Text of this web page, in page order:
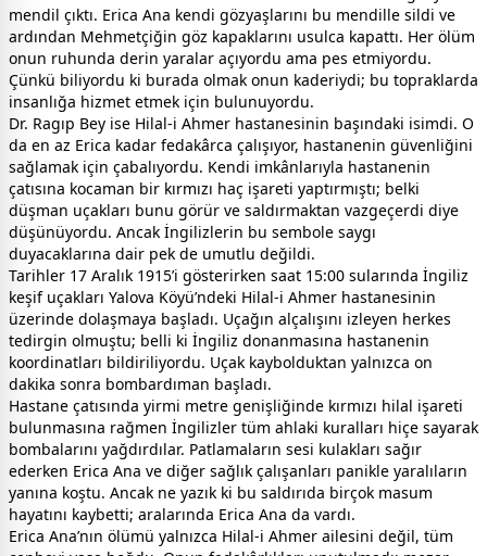
mendil çıktı. Erica Ana kendi gözyaşlarını bu mendille sildi ve
ardından Mehmetçiğin göz kapaklarını usulca kapattı. Her ölüm
onun ruhunda derin yaralar açıyordu ama pes etmiyordu.
Çünkü biliyordu ki burada olmak onun kaderiydi; bu topraklarda
insanlığa hizmet etmek için bulunuyordu.
Dr. Ragıp Bey ise Hilal-i Ahmer hastanesinin başındaki isimdi. O
da en az Erica kadar fedakârca çalışıyor, hastanenin güvenliğini
sağlamak için çabalıyordu. Kendi imkânlarıyla hastanenin
çatısına kocaman bir kırmızı haç işareti yaptırmıştı; belki
düşman uçakları bunu görür ve saldırmaktan vazgeçerdi diye
düşünüyordu. Ancak İngilizlerin bu sembole saygı
duyacaklarına dair pek de umutlu değildi.
Tarihler 17 Aralık 1915’i gösterirken saat 15:00 sularında İngiliz
keşif uçakları Yalova Köyü’ndeki Hilal-i Ahmer hastanesinin
üzerinde dolaşmaya başladı. Uçağın alçalışını izleyen herkes
tedirgin olmuştu; belli ki İngiliz donanmasına hastanenin
koordinatları bildiriliyordu. Uçak kaybolduktan yalnızca on
dakika sonra bombardıman başladı.
Hastane çatısında yirmi metre genişliğinde kırmızı hilal işareti
bulunmasına rağmen İngilizler tüm ahlaki kuralları hiçe sayarak
bombalarını yağdırdılar. Patlamaların sesi kulakları sağır
ederken Erica Ana ve diğer sağlık çalışanları panikle yaralıların
yanına koştu. Ancak ne yazık ki bu saldırıda birçok masum
hayatını kaybetti; aralarında Erica Ana da vardı.
Erica Ana’nın ölümü yalnızca Hilal-i Ahmer ailesini değil, tüm